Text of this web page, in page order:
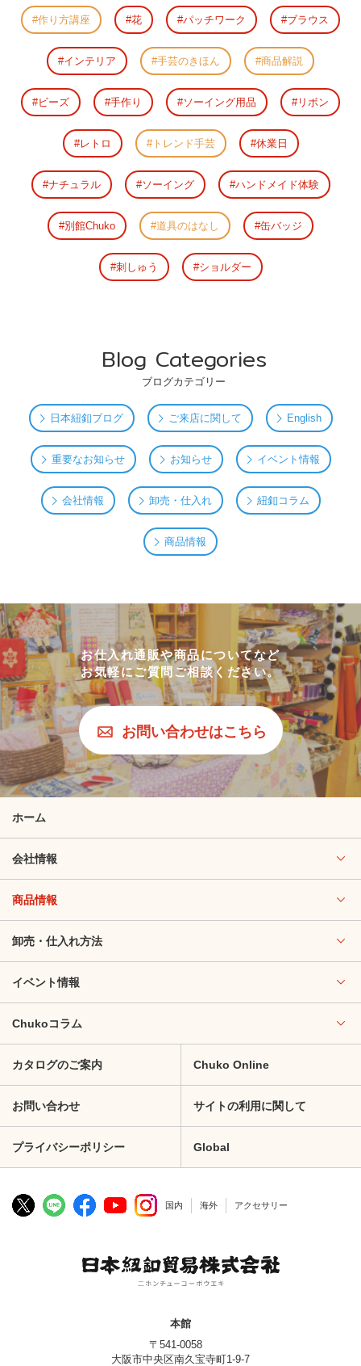
作り方講座 花 パッチワーク ブラウス
インテリア 手芸のきほん 商品解説
ビーズ 手作り ソーイング用品 リボン
レトロ トレンド手芸 休業日
ナチュラル ソーイング ハンドメイド体験
別館Chuko 道具のはなし 缶バッジ
刺しゅう ショルダー
Blog Categories
ブログカテゴリー
日本紐釦ブログ ご来店に関して English
重要なお知らせ お知らせ イベント情報
会社情報 卸売・仕入れ 紐釦コラム
商品情報
お仕入れ通販や商品についてなど
お気軽にご質問ご相談ください。
お問い合わせはこちら
ホーム
会社情報
商品情報
卸売・仕入れ方法
イベント情報
Chukoコラム
カタログのご案内 Chuko Online
お問い合わせ サイトの利用に関して
プライバシーポリシー Global
国内 海外 アクセサリー
本館
〒541-0058
大阪市中央区南久宝寺町1-9-7